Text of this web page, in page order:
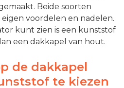
Beide soorten
voordelen en nadelen.
kunt zien is een kunststof
een dakkapel van hout.
de dakkapel
te kiezen